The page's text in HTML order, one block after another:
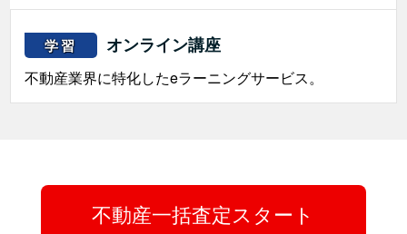
学習 オンライン講座
不動産業界に特化したeラーニングサービス。
不動産一括査定スタート